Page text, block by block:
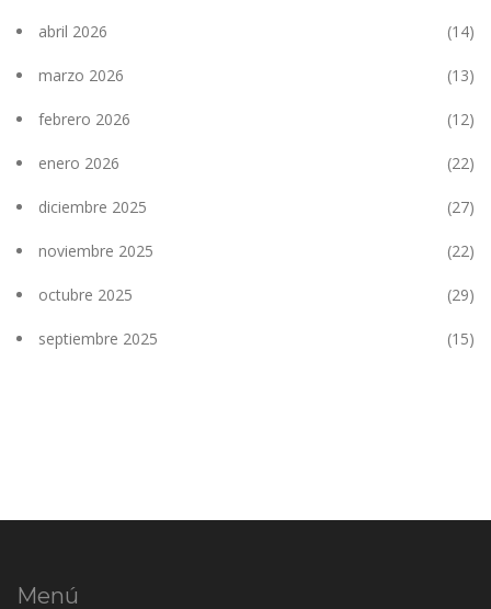
abril 2026 (14)
marzo 2026 (13)
febrero 2026 (12)
enero 2026 (22)
diciembre 2025 (27)
noviembre 2025 (22)
octubre 2025 (29)
septiembre 2025 (15)
Menú